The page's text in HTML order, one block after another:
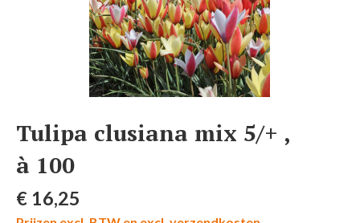
Tulipa clusiana mix 5/+ ,
à 100
Normale prijs:
€ 16,25